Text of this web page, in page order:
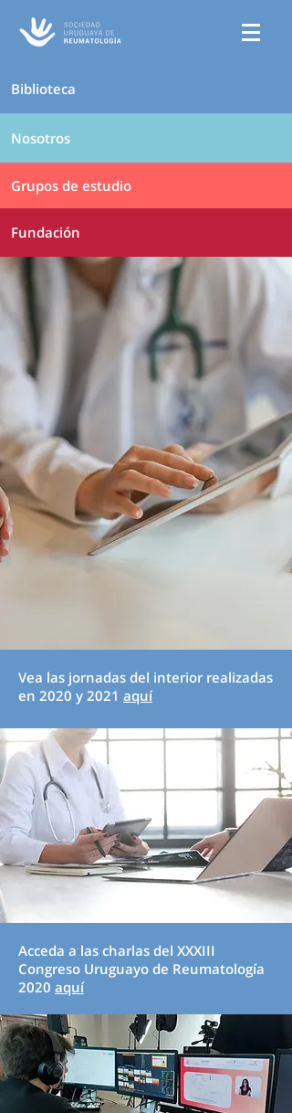
Biblioteca
Nosotros
Grupos de estudio
Fundación
Vea las jornadas del interior realizadas
en 2020 y 2021 aquí
Acceda a las charlas del XXXIII
Congreso Uruguayo de Reumatología
2020 aquí